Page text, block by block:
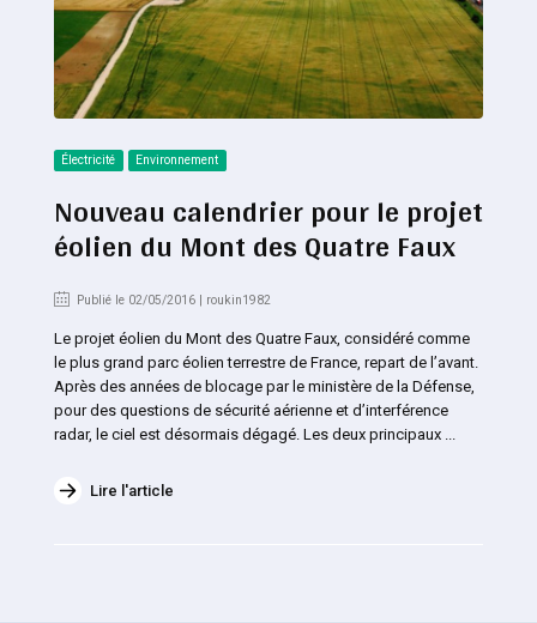
Électricité Environnement
Nouveau calendrier pour le projet
éolien du Mont des Quatre Faux
Publié le 02/05/2016 | roukin1982
Le projet éolien du Mont des Quatre Faux, considéré comme
le plus grand parc éolien terrestre de France, repart de l’avant.
Après des années de blocage par le ministère de la Défense,
pour des questions de sécurité aérienne et d’interférence
radar, le ciel est désormais dégagé. Les deux principaux ...
Lire l'article